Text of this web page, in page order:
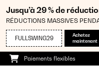
Jusqu’à 29 % de
RÉDUCTIONS MASSIVES
FULLSWING29
Achetez
maintenant
Paiements flexibles